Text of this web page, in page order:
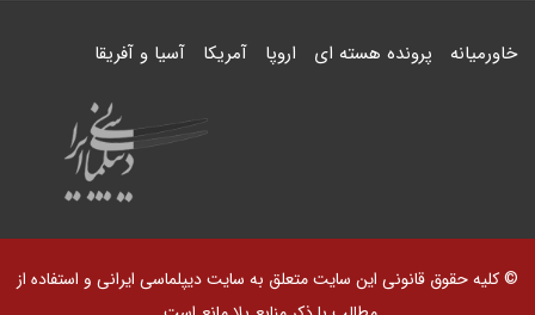
خاورمیانه پرونده هسته ای اروپا آمریکا آسیا و آفریقا
© کلیه حقوق قانونی این سایت متعلق به سایت دیپلماسی ایرانی و استفاده از